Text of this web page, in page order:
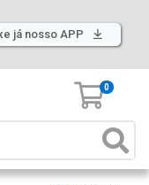
já nosso APP
0